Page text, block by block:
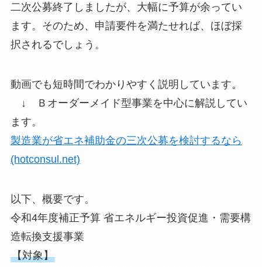
二次公募終了しましたが、大幅に予算が余ってい
ます。そのため、申請要件を満たせれば、ほぼ採
択されるでしょう。
動画でも短時間でわかりやすく説明しています。
↓ Ｂオーダーメイド型事業を中心に解説してい
ます。
製造業が省エネ補助金の三次公募を検討するなら
(hotconsul.net)
以下、概要です。
令和4年度補正予算 省エネルギー投資促進・需要構
造転換支援事業
【対象】